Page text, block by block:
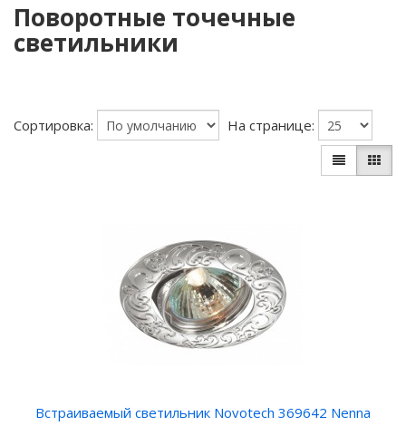
Поворотные точечные
светильники
Сортировка: На странице:
Встраиваемый светильник Novotech 369642 Nenna